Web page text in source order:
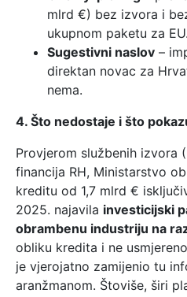
mlrd €) bez izvora i
ukupnom paketu za EU.
Sugestivni naslov –
direktan novac za
nema.
4. Što nedostaje i što
Provjerom službenih izvora
financija RH, Ministarstvo
kreditu od 1,7 mlrd €
2025. najavila investicijski
obrambenu industriju na
obliku kredita i ne
je vjerojatno zamijenio tu
aranžmanom. Štoviše, širi